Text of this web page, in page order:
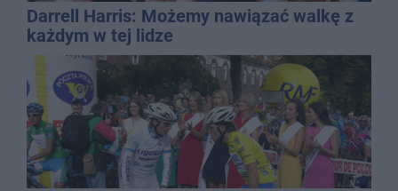
Darrell Harris: Możemy nawiązać walkę z
każdym w tej lidze